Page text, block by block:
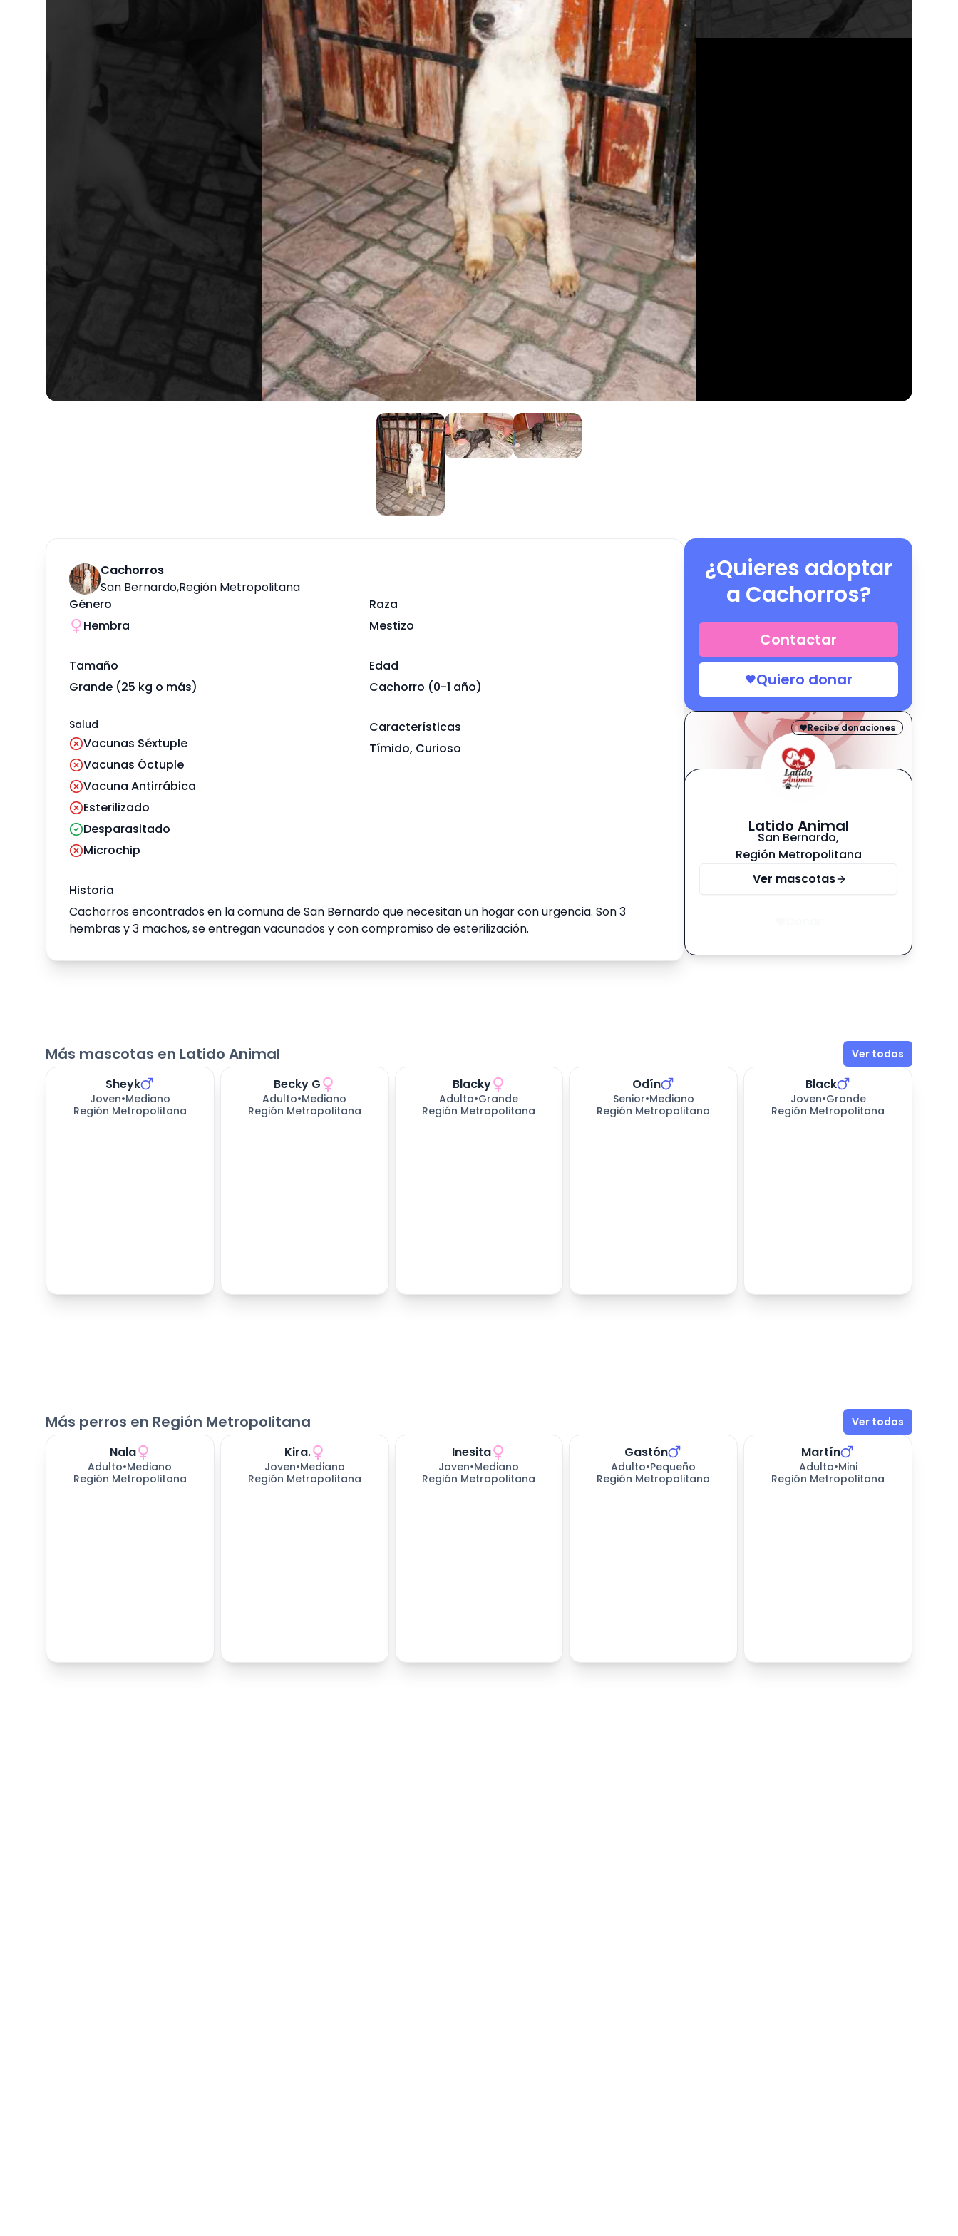
Cachorros
San Bernardo,Región Metropolitana
Género
Hembra
Raza
Mestizo
Tamaño
Grande (25 kg o más)
Edad
Cachorro (0-1 año)
Salud
Vacunas Séxtuple
Vacunas Óctuple
Vacuna Antirrábica
Esterilizado
Desparasitado
Microchip
Características
Tímido, Curioso
Historia
Cachorros encontrados en la comuna de San Bernardo que necesitan un hogar con urgencia. Son 3
hembras y 3 machos, se entregan vacunados y con compromiso de esterilización.
¿Quieres adoptar
a Cachorros?
Contactar
Quiero donar
Recibe donaciones
Latido Animal
San Bernardo,
Región Metropolitana
Ver mascotas
Más mascotas en Latido Animal Ver todas
días esperando
Sheyk
Joven•Mediano
Región Metropolitana
días esperando
Becky G
Adulto•Mediano
Región Metropolitana
días esperando
Blacky
Adulto•Grande
Región Metropolitana
días esperando
Odín
Senior•Mediano
Región Metropolitana
días esperando
Black
Joven•Grande
Región Metropolitana
Más perros en Región Metropolitana Ver todas
Nala
Adulto•Mediano
Región Metropolitana
Kira.
Joven•Mediano
Región Metropolitana
Inesita
Joven•Mediano
Región Metropolitana
Gastón
Adulto•Pequeño
Región Metropolitana
Martín
Adulto•Mini
Región Metropolitana